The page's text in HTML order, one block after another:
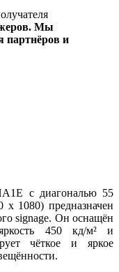
Мы
партнёров и
с диагональю 55
1080) предназначен
signage. Он оснащён
450 кд/м² и
чёткое и яркое